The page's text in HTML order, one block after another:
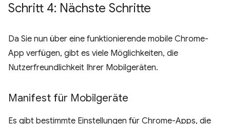
Schritt 4: Nächste Schritte
Da Sie nun über eine funktionierende mobile Chrome-
App verfügen, gibt es viele Möglichkeiten, die
Nutzerfreundlichkeit Ihrer Mobilgeräten.
Manifest für Mobilgeräte
Es gibt bestimmte Einstellungen für Chrome-Apps, die